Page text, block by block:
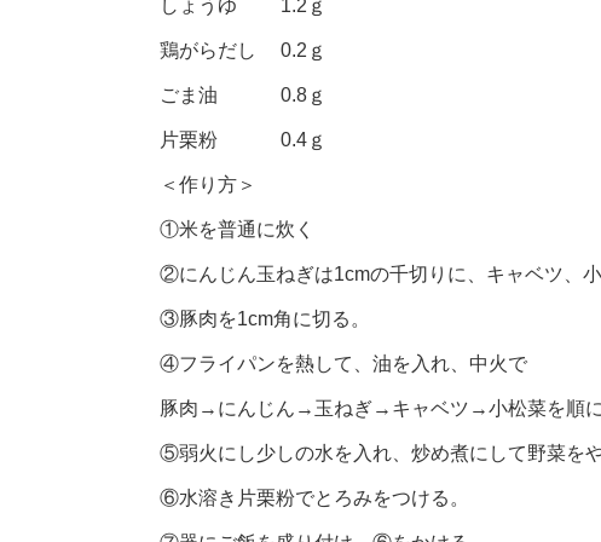
しょうゆ 1.2ｇ
鶏がらだし 0.2ｇ
ごま油 0.8ｇ
片栗粉 0.4ｇ
＜作り方＞
①米を普通に炊く
②にんじん玉ねぎは1cmの千切りに、キャベツ、小
③豚肉を1cm角に切る。
④フライパンを熱して、油を入れ、中火で
豚肉→にんじん→玉ねぎ→キャベツ→小松菜を順
⑤弱火にし少しの水を入れ、炒め煮にして野菜を
⑥水溶き片栗粉でとろみをつける。